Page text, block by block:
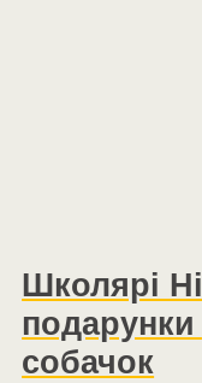
Школярі
собачок